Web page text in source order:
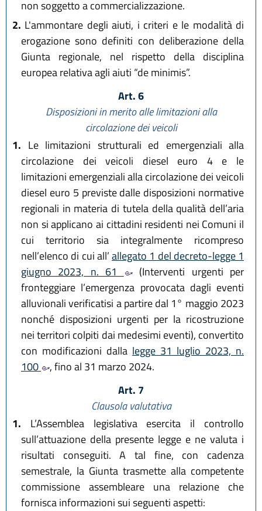
non soggetto a commercializzazione.
2. L'ammontare degli aiuti, i criteri e le modalità di
erogazione sono definiti con deliberazione della
Giunta regionale, nel rispetto della disciplina
europea relativa agli aiuti “de minimis”.
Art. 6
Disposizioni in merito alle limitazioni alla
circolazione dei veicoli
1. Le limitazioni strutturali ed emergenziali alla
circolazione dei veicoli diesel euro 4 e le
limitazioni emergenziali alla circolazione dei veicoli
diesel euro 5 previste dalle disposizioni normative
regionali in materia di tutela della qualità dell’aria
non si applicano ai cittadini residenti nei Comuni il
cui territorio sia integralmente ricompreso
nell’elenco di cui all’allegato 1 del decreto-legge 1
giugno 2023, n. 61
(Interventi urgenti per
fronteggiare l’emergenza provocata dagli eventi
alluvionali verificatisi a partire dal 1° maggio 2023
nonché disposizioni urgenti per la ricostruzione
nei territori colpiti dai medesimi eventi), convertito
con modificazioni dalla legge 31 luglio 2023, n.
100
, fino al 31 marzo 2024.
Art. 7
Clausola valutativa
1. L’Assemblea legislativa esercita il controllo
sull’attuazione della presente legge e ne valuta i
risultati conseguiti. A tal fine, con cadenza
semestrale, la Giunta trasmette alla competente
commissione assembleare una relazione che
fornisca informazioni sui seguenti aspetti: